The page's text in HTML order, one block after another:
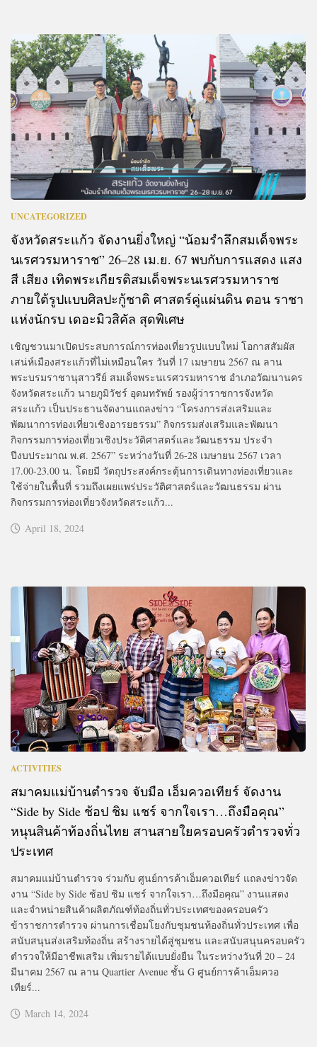
UNCATEGORIZED
จังหวัดสระแก้ว จัดงานยิ่งใหญ่ “น้อมรำลึกสมเด็จพระ
นเรศวรมหาราช” 26–28 เม.ย. 67 พบกับการแสดง แสง
สี เสียง เทิดพระเกียรติสมเด็จพระนเรศวรมหาราช
ภายใต้รูปแบบศิลปะกู้ชาติ ศาสตร์คู่แผ่นดิน ตอน ราชา
แห่งนักรบ เดอะมิวสิคัล สุดพิเศษ
เชิญชวนมาเปิดประสบการณ์การท่องเที่ยวรูปแบบใหม่ โอกาสสัมผัส
เสน่ห์เมืองสระแก้วที่ไม่เหมือนใคร วันที่ 17 เมษายน 2567 ณ ลาน
พระบรมราชานุสาวรีย์ สมเด็จพระนเรศวรมหาราช อำเภอวัฒนานคร
จังหวัดสระแก้ว นายภูมิวัชร์ อุดมทรัพย์ รองผู้ว่าราชการจังหวัด
สระแก้ว เป็นประธานจัดงานแถลงข่าว “โครงการส่งเสริมและ
พัฒนาการท่องเที่ยวเชิงอารยธรรม” กิจกรรมส่งเสริมและพัฒนา
กิจกรรมการท่องเที่ยวเชิงประวัติศาสตร์และวัฒนธรรม ประจำ
ปีงบประมาณ พ.ศ. 2567” ระหว่างวันที่ 26-28 เมษายน 2567 เวลา
17.00-23.00 น. โดยมี วัตถุประสงค์กระตุ้นการเดินทางท่องเที่ยวและ
ใช้จ่ายในพื้นที่ รวมถึงเผยแพร่ประวัติศาสตร์และวัฒนธรรม ผ่าน
กิจกรรมการท่องเที่ยวจังหวัดสระแก้ว...
April 18, 2024
ACTIVITIES
สมาคมแม่บ้านตำรวจ จับมือ เอ็มควอเทียร์ จัดงาน
“Side by Side ช้อป ชิม แชร์ จากใจเรา…ถึงมือคุณ”
หนุนสินค้าท้องถิ่นไทย สานสายใยครอบครัวตำรวจทั่ว
ประเทศ
สมาคมแม่บ้านตำรวจ ร่วมกับ ศูนย์การค้าเอ็มควอเทียร์ แถลงข่าวจัด
งาน “Side by Side ช้อป ชิม แชร์ จากใจเรา…ถึงมือคุณ” งานแสดง
และจำหน่ายสินค้าผลิตภัณฑ์ท้องถิ่นทั่วประเทศของครอบครัว
ข้าราชการตำรวจ ผ่านการเชื่อมโยงกับชุมชนท้องถิ่นทั่วประเทศ เพื่อ
สนับสนุนส่งเสริมท้องถิ่น สร้างรายได้สู่ชุมชน และสนับสนุนครอบครัว
ตำรวจให้มีอาชีพเสริม เพิ่มรายได้แบบยั่งยืน ในระหว่างวันที่ 20 – 24
มีนาคม 2567 ณ ลาน Quartier Avenue ชั้น G ศูนย์การค้าเอ็มควอ
เทียร์...
March 14, 2024